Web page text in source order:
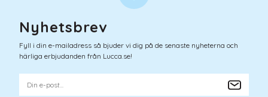
Nyhetsbrev
Fyll i din e-mailadress så bjuder vi dig på de senaste nyheterna och
härliga erbjudanden från Lucca.se!